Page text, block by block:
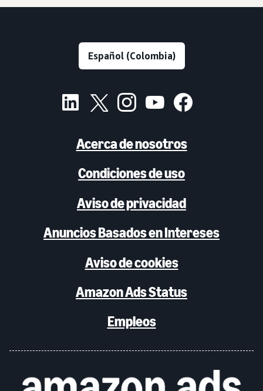
Acerca de nosotros
Condiciones de uso
Aviso de privacidad
Anuncios Basados en Intereses
Aviso de cookies
Amazon Ads Status
Empleos